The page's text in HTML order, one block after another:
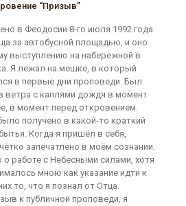
“Призыв”
в Феодосии 8-го июля 1992 года
за автобусной площадью, и оно
выступлению на набережной в
Я лежал на мешке, в который
в первые дни проповеди. Был
ветра с каплями дождя в момент
в момент перед откровением.
получено в какой-то краткий
Когда я пришёл в себя,
запечатлено в моём сознании.
работе с Небесными силами, хотя
мною как указание идти к
то, что я познал от Отца.
к публичной проповеди, я